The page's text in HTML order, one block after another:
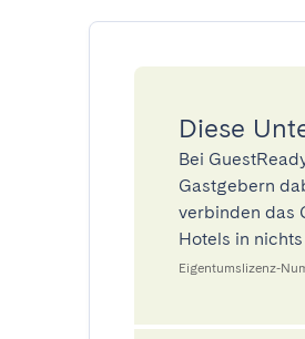
Diese
Bei
Gastgebern
verbinden das
Hotels in
Eigentumslizenz-